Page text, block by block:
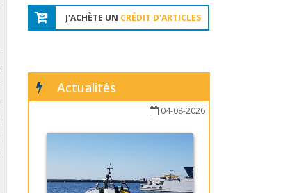
J'ACHÈTE UN CRÉDIT D'ARTICLES
Actualités
04-08-2026